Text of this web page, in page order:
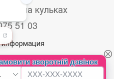
Друк на кульках
51 03
информация
сайта